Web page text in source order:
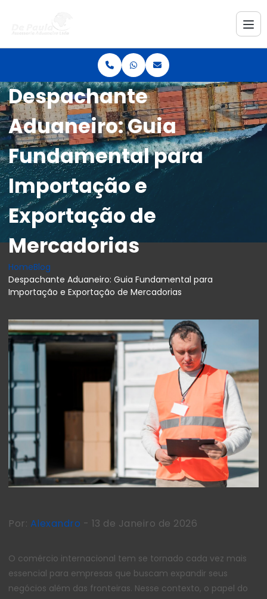
Despachante
Aduaneiro: Guia
Fundamental para
Importação e
Exportação de
Mercadorias
HomeBlog
Despachante Aduaneiro: Guia Fundamental para
Importação e Exportação de Mercadorias
Por: Alexandro - 13 de Janeiro de 2026
O comércio internacional tem se tornado cada vez mais
essencial para empresas que buscam expandir seus
negócios além das fronteiras. Nesse contexto, o papel do